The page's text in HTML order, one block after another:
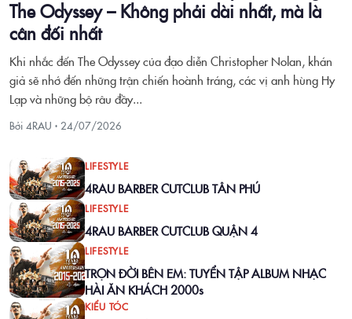
The Odyssey – Không phải dài nhất, mà là
cân đối nhất
Khi nhắc đến The Odyssey của đạo diễn Christopher Nolan, khán
giả sẽ nhớ đến những trận chiến hoành tráng, các vị anh hùng Hy
Lạp và những bộ râu đầy...
Bởi 4RAU · 24/07/2026
LIFESTYLE
4RAU BARBER CUTCLUB TÂN PHÚ
LIFESTYLE
4RAU BARBER CUTCLUB QUẬN 4
LIFESTYLE
TRỌN ĐỜI BÊN EM: TUYỂN TẬP ALBUM NHẠC
HÀI ĂN KHÁCH 2000s
KIỂU TÓC